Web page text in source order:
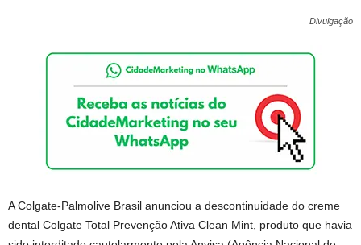
Divulgação
A Colgate-Palmolive Brasil anunciou a descontinuidade do creme
dental Colgate Total Prevenção Ativa Clean Mint, produto que havia